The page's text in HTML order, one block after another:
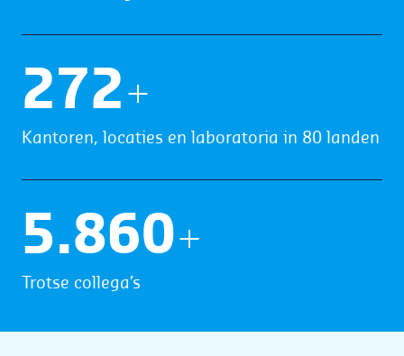
275+
Kantoren, locaties en laboratoria in 80 landen
5.999+
Trotse collega’s